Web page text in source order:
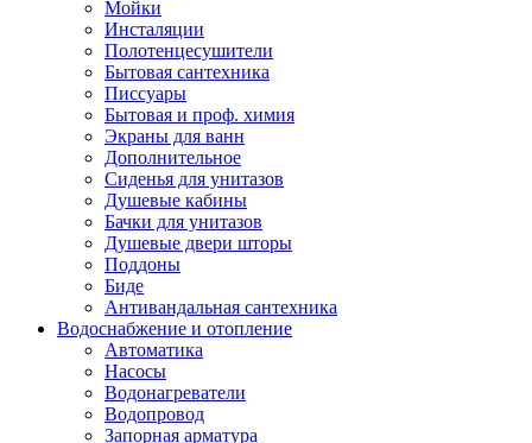
Мойки
Инсталяции
Полотенцесушители
Бытовая сантехника
Писсуары
Бытовая и проф. химия
Экраны для ванн
Дополнительное
Сиденья для унитазов
Душевые кабины
Бачки для унитазов
Душевые двери шторы
Поддоны
Биде
Антивандальная сантехника
Водоснабжение и отопление
Автоматика
Насосы
Водонагреватели
Водопровод
Запорная арматура